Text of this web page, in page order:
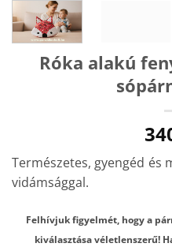
Róka alakú
Természetes, gyengéd és
vidámsággal.
Felhívjuk figyelmét, hogy a
kiválasztása véletlenszerű!